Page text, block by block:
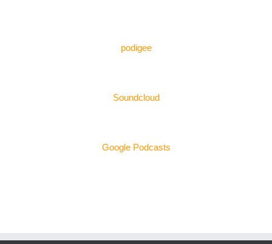
podigee
Soundcloud
Google Podcasts